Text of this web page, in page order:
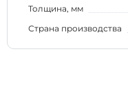
Толщина, мм
Страна производства